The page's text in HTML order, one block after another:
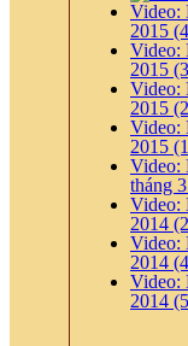
Video:
2015
Video:
2015
Video:
2015
Video:
2015
Video:
tháng
Video:
2014
Video:
2014
Video:
2014